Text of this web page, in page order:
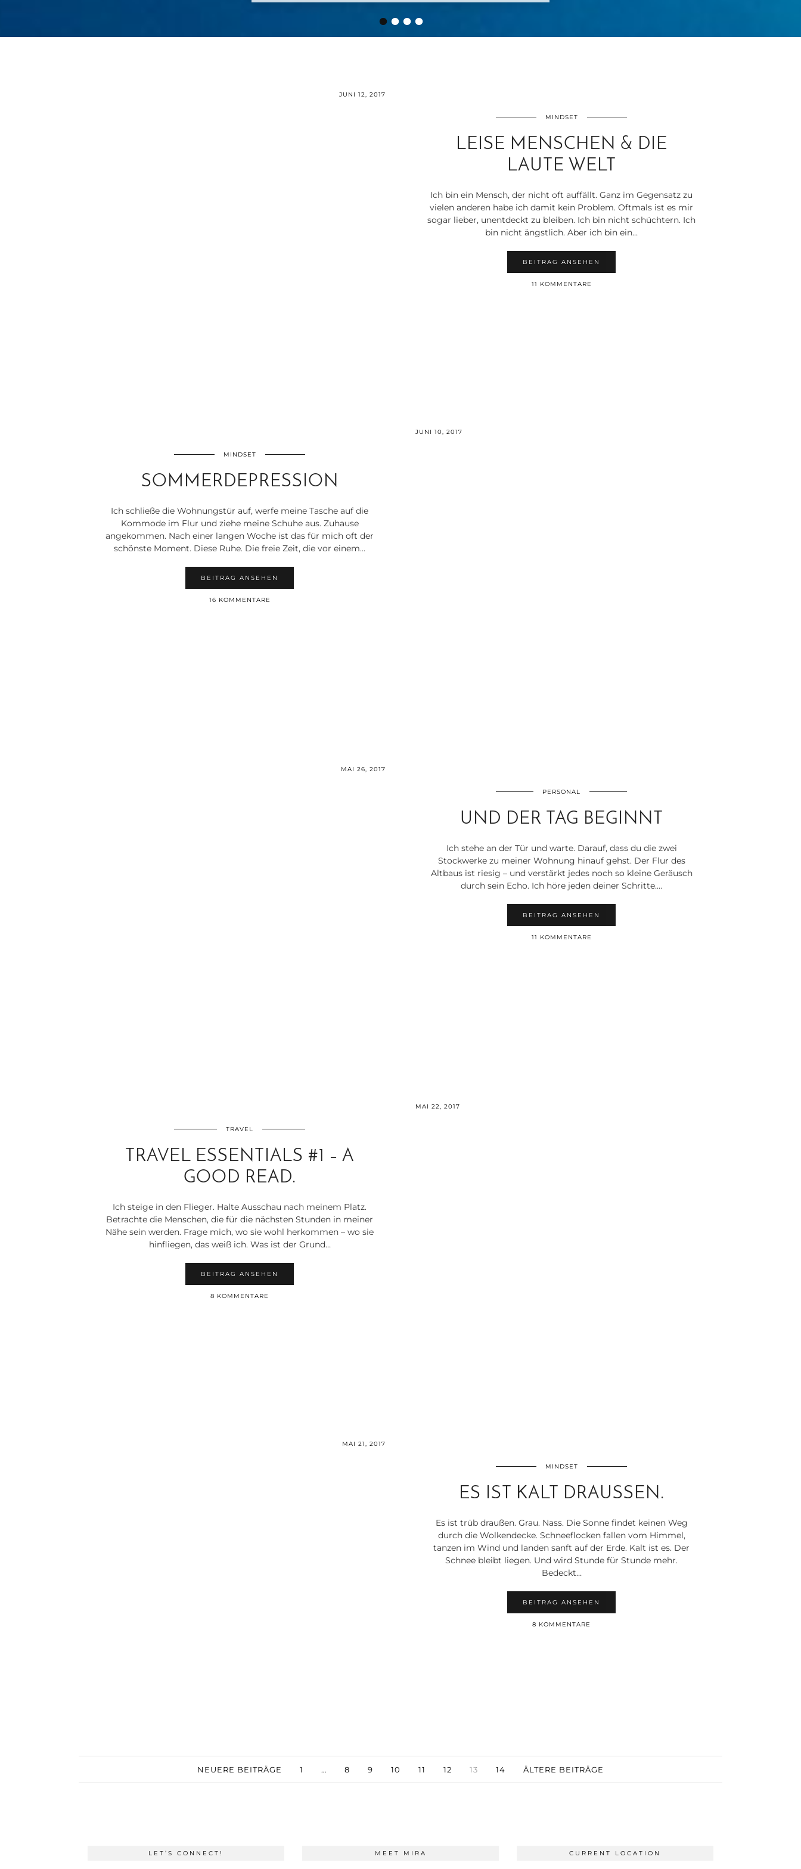
••••
JUNI 12, 2017
MINDSET
LEISE MENSCHEN & DIE
LAUTE WELT
Ich bin ein Mensch, der nicht oft auffällt. Ganz im Gegensatz zu
vielen anderen habe ich damit kein Problem. Oftmals ist es mir
sogar lieber, unentdeckt zu bleiben. Ich bin nicht schüchtern. Ich
bin nicht ängstlich. Aber ich bin ein…
BEITRAG ANSEHEN
11 KOMMENTARE
JUNI 10, 2017
MINDSET
SOMMERDEPRESSION
Ich schließe die Wohnungstür auf, werfe meine Tasche auf die
Kommode im Flur und ziehe meine Schuhe aus. Zuhause
angekommen. Nach einer langen Woche ist das für mich oft der
schönste Moment. Diese Ruhe. Die freie Zeit, die vor einem…
BEITRAG ANSEHEN
16 KOMMENTARE
MAI 26, 2017
PERSONAL
UND DER TAG BEGINNT
Ich stehe an der Tür und warte. Darauf, dass du die zwei
Stockwerke zu meiner Wohnung hinauf gehst. Der Flur des
Altbaus ist riesig – und verstärkt jedes noch so kleine Geräusch
durch sein Echo. Ich höre jeden deiner Schritte.…
BEITRAG ANSEHEN
11 KOMMENTARE
MAI 22, 2017
TRAVEL
TRAVEL ESSENTIALS #1 – A
GOOD READ.
Ich steige in den Flieger. Halte Ausschau nach meinem Platz.
Betrachte die Menschen, die für die nächsten Stunden in meiner
Nähe sein werden. Frage mich, wo sie wohl herkommen – wo sie
hinfliegen, das weiß ich. Was ist der Grund…
BEITRAG ANSEHEN
8 KOMMENTARE
MAI 21, 2017
MINDSET
ES IST KALT DRAUSSEN.
Es ist trüb draußen. Grau. Nass. Die Sonne findet keinen Weg
durch die Wolkendecke. Schneeflocken fallen vom Himmel,
tanzen im Wind und landen sanft auf der Erde. Kalt ist es. Der
Schnee bleibt liegen. Und wird Stunde für Stunde mehr.
Bedeckt…
BEITRAG ANSEHEN
8 KOMMENTARE
NEUERE BEITRÄGE 1 … 8 9 10 11 12 13 14 ÄLTERE BEITRÄGE
LET’S CONNECT! MEET MIRA CURRENT LOCATION